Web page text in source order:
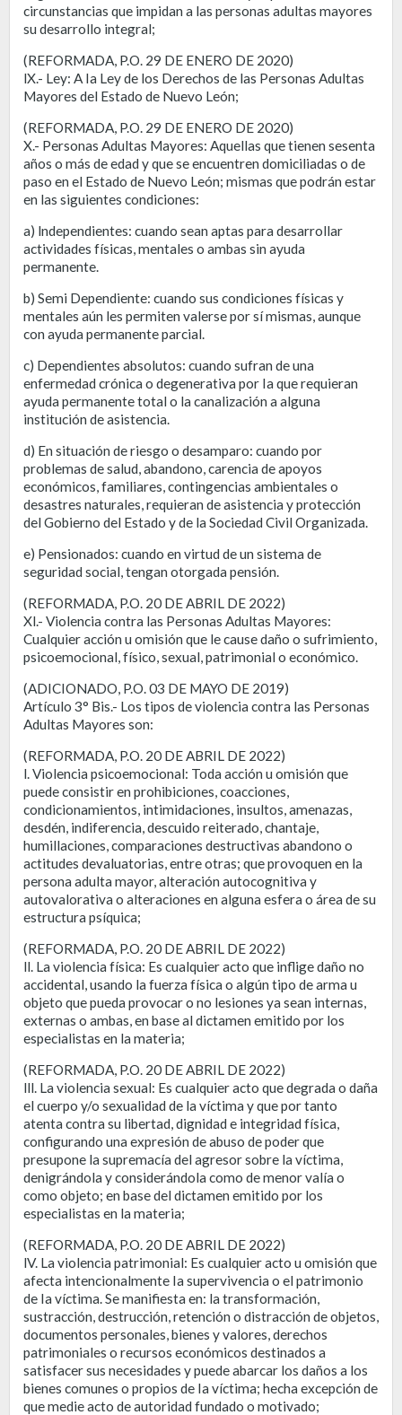
circunstancias que impidan a las personas adultas mayores
su desarrollo integral;
(REFORMADA, P.O. 29 DE ENERO DE 2020)
lX.- Ley: A Ia Ley de los Derechos de las Personas Adultas
Mayores del Estado de Nuevo León;
(REFORMADA, P.O. 29 DE ENERO DE 2020)
X.- Personas Adultas Mayores: Aquellas que tienen sesenta
años o más de edad y que se encuentren domiciliadas o de
paso en el Estado de Nuevo León; mismas que podrán estar
en las siguientes condiciones:
a) lndependientes: cuando sean aptas para desarrollar
actividades físicas, mentales o ambas sin ayuda
permanente.
b) Semi Dependiente: cuando sus condiciones físicas y
mentales aún les permiten valerse por sí mismas, aunque
con ayuda permanente parcial.
c) Dependientes absolutos: cuando sufran de una
enfermedad crónica o degenerativa por Ia que requieran
ayuda permanente total o la canalización a alguna
institución de asistencia.
d) En situación de riesgo o desamparo: cuando por
problemas de salud, abandono, carencia de apoyos
económicos, familiares, contingencias ambientales o
desastres naturales, requieran de asistencia y protección
del Gobierno del Estado y de la Sociedad Civil Organizada.
e) Pensionados: cuando en virtud de un sistema de
seguridad social, tengan otorgada pensión.
(REFORMADA, P.O. 20 DE ABRIL DE 2022)
Xl.- Violencia contra las Personas Adultas Mayores:
Cualquier acción u omisión que le cause daño o sufrimiento,
psicoemocional, físico, sexual, patrimonial o económico.
(ADICIONADO, P.O. 03 DE MAYO DE 2019)
Artículo 3° Bis.- Los tipos de violencia contra las Personas
Adultas Mayores son:
(REFORMADA, P.O. 20 DE ABRIL DE 2022)
l. Violencia psicoemocional: Toda acción u omisión que
puede consistir en prohibiciones, coacciones,
condicionamientos, intimidaciones, insultos, amenazas,
desdén, indiferencia, descuido reiterado, chantaje,
humillaciones, comparaciones destructivas abandono o
actitudes devaluatorias, entre otras; que provoquen en la
persona adulta mayor, alteración autocognitiva y
autovalorativa o alteraciones en alguna esfera o área de su
estructura psíquica;
(REFORMADA, P.O. 20 DE ABRIL DE 2022)
ll. La violencia física: Es cualquier acto que inflige daño no
accidental, usando la fuerza física o algún tipo de arma u
objeto que pueda provocar o no lesiones ya sean internas,
externas o ambas, en base al dictamen emitido por los
especialistas en la materia;
(REFORMADA, P.O. 20 DE ABRIL DE 2022)
lll. La violencia sexual: Es cualquier acto que degrada o daña
el cuerpo y/o sexualidad de la víctima y que por tanto
atenta contra su libertad, dignidad e integridad física,
configurando una expresión de abuso de poder que
presupone la supremacía del agresor sobre la víctima,
denigrándola y considerándola como de menor valía o
como objeto; en base del dictamen emitido por los
especialistas en la materia;
(REFORMADA, P.O. 20 DE ABRIL DE 2022)
lV. La violencia patrimonial: Es cualquier acto u omisión que
afecta intencionalmente Ia supervivencia o el patrimonio
de Ia víctima. Se manifiesta en: la transformación,
sustracción, destrucción, retención o distracción de objetos,
documentos personales, bienes y valores, derechos
patrimoniales o recursos económicos destinados a
satisfacer sus necesidades y puede abarcar los daños a los
bienes comunes o propios de Ia víctima; hecha excepción de
que medie acto de autoridad fundado o motivado;